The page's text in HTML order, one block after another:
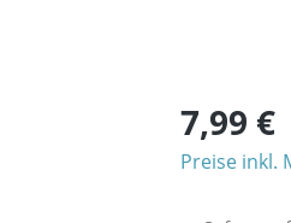
7,99 €
Preise inkl.